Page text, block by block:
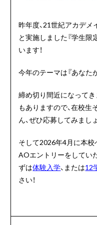
昨年度、21世紀アカデメ
と実施しました『学生限
います！
今年のテーマは『あなた
締め切り間近になって
もありますので、在校
ん、ぜひ応募してみまし
そして2026年4月に本校
AOエントリーをしてい
ずは体験入学、または12
さい！